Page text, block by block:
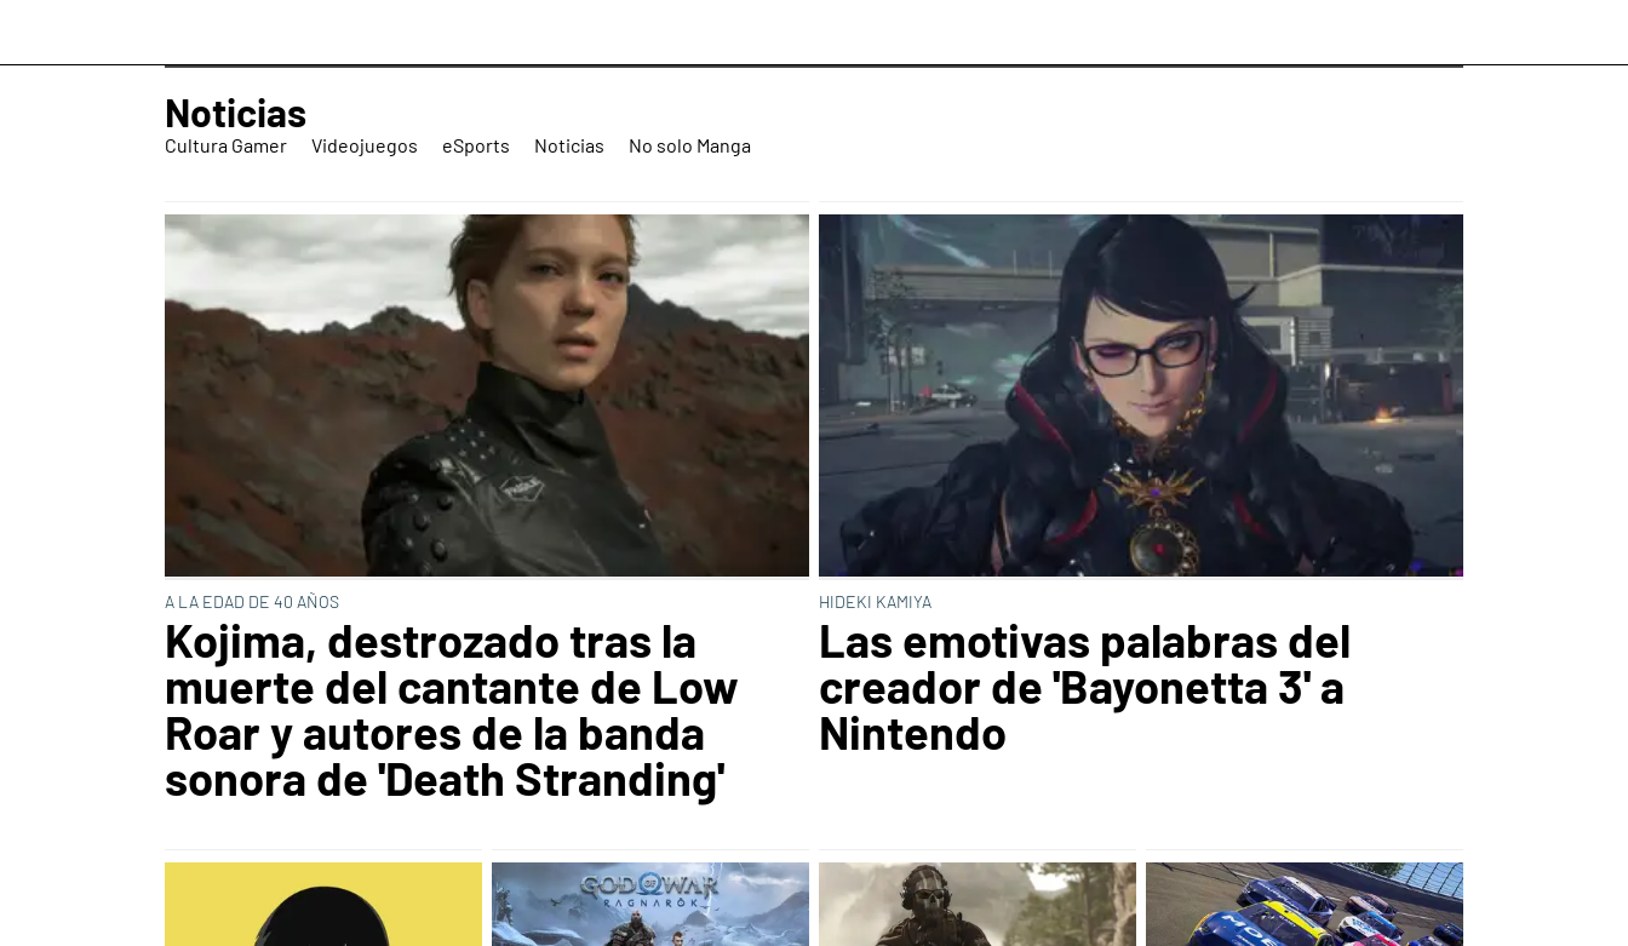
Noticias
Cultura Gamer Videojuegos eSports Noticias No solo Manga
A LA EDAD DE 40 AÑOS
Kojima, destrozado tras la
muerte del cantante de Low
Roar y autores de la banda
sonora de 'Death Stranding'
HIDEKI KAMIYA
Las emotivas palabras del
creador de 'Bayonetta 3' a
Nintendo